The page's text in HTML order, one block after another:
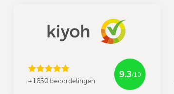
+1650 beoordelingen
9.3/10